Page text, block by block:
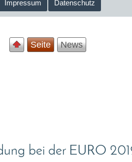
Impressum Datenschutz
Seite News
bei der EURO